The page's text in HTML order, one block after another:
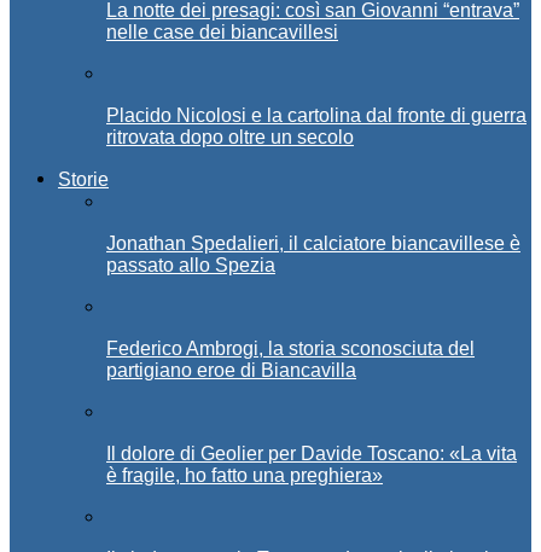
La notte dei presagi: così san Giovanni “entrava”
nelle case dei biancavillesi
Placido Nicolosi e la cartolina dal fronte di guerra
ritrovata dopo oltre un secolo
Storie
Jonathan Spedalieri, il calciatore biancavillese è
passato allo Spezia
Federico Ambrogi, la storia sconosciuta del
partigiano eroe di Biancavilla
Il dolore di Geolier per Davide Toscano: «La vita
è fragile, ho fatto una preghiera»